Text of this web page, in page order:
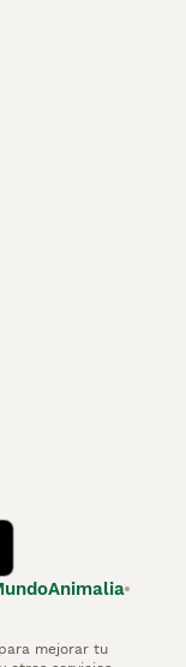
mejorar tu